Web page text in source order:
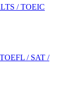
/ TOEIC
/ SAT /